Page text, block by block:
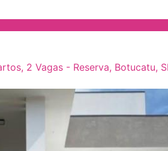
2 Vagas - Reserva, Botucatu,